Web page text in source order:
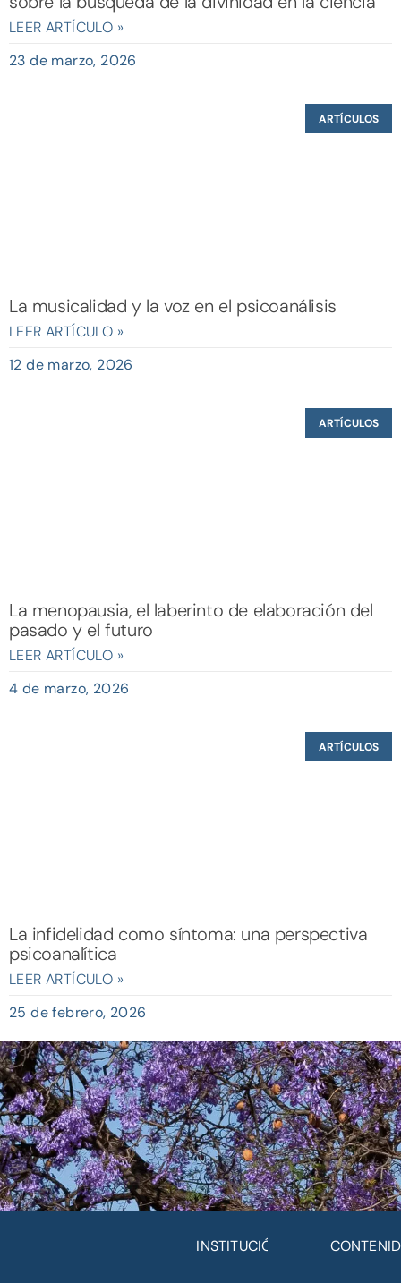
LEER ARTÍCULO »
23 de marzo, 2026
ARTÍCULOS
La musicalidad y la voz en el psicoanálisis
LEER ARTÍCULO »
12 de marzo, 2026
ARTÍCULOS
La menopausia, el laberinto de elaboración del
pasado y el futuro
LEER ARTÍCULO »
4 de marzo, 2026
ARTÍCULOS
La infidelidad como síntoma: una perspectiva
psicoanalítica
LEER ARTÍCULO »
25 de febrero, 2026
INSTITUCIÓN